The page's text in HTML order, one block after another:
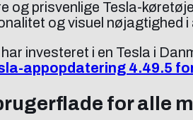
og prisvenlige Tesla-
og visuel nøjagtighed i
har investeret i en Tesla i
appopdatering 4.49.5
for alle